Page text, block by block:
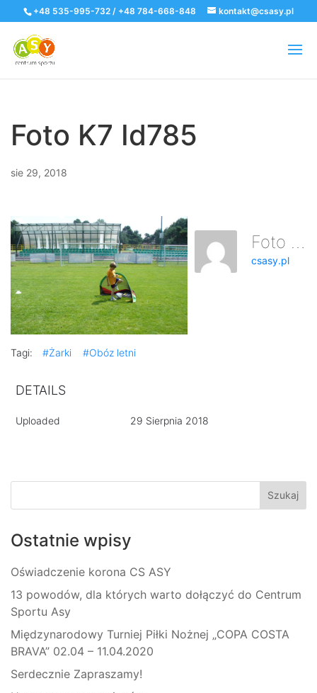
+48 535-995-732 / +48 784-668-848 kontakt@csasy.pl
Foto K7 Id785
sie 29, 2018
Foto K7 Id785
csasy.pl
Tagi: #Żarki #Obóz letni
DETAILS
Uploaded 29 Sierpnia 2018
Ostatnie wpisy
Oświadczenie korona CS ASY
13 powodów, dla których warto dołączyć do Centrum
Sportu Asy
Międzynarodowy Turniej Piłki Nożnej „COPA COSTA
BRAVA” 02.04 – 11.04.2020
Serdecznie Zapraszamy!